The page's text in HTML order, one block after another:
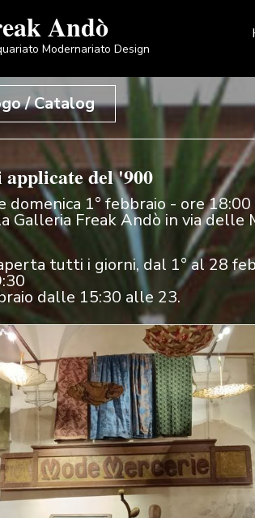
Andò
Modernariato Design
/ Catalog
del '900
domenica 1° febbraio - ore 18:00
Galleria Freak Andò in via delle
tutti i giorni, dal 1° al 28
dalle 15:30 alle 23.